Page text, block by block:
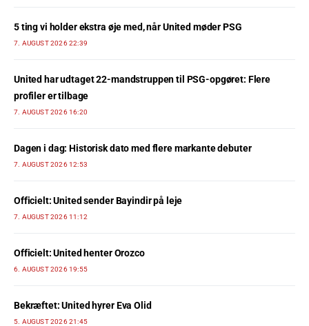
5 ting vi holder ekstra øje med, når United møder PSG
7. AUGUST 2026 22:39
United har udtaget 22-mandstruppen til PSG-opgøret: Flere
profiler er tilbage
7. AUGUST 2026 16:20
Dagen i dag: Historisk dato med flere markante debuter
7. AUGUST 2026 12:53
Officielt: United sender Bayindir på leje
7. AUGUST 2026 11:12
Officielt: United henter Orozco
6. AUGUST 2026 19:55
Bekræftet: United hyrer Eva Olid
5. AUGUST 2026 21:45